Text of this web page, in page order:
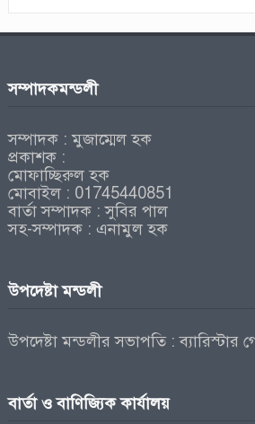
সম্পাদকমন্ডলী
সম্পাদক : মুজাম্মেল হক
প্রকাশক :
মোফাচ্ছিরুল হক
মোবাইল : 01745440851
বার্তা সম্পাদক : সুবির পাল
সহ-সম্পাদক : এনামুল হক
উপদেষ্টা মন্ডলী
উপদেষ্টা মন্ডলীর সভাপতি : ব্যারিস্টার
বার্তা ও বাণিজ্যিক কার্যালয়